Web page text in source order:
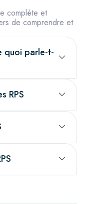
complète et
de comprendre et
quoi parle-t-
RPS